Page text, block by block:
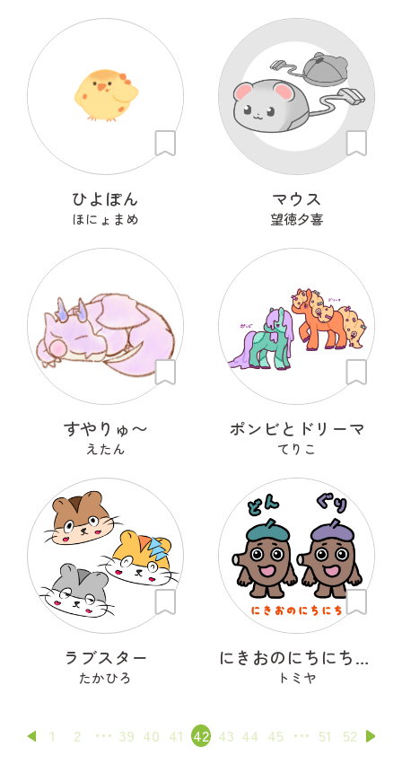
ひよぽん
ほにょまめ
マウス
望徳夕喜
すやりゅ〜
えたん
ポンビとドリーマ
てりこ
ラブスター
たかひろ
にきおのにちにち・どん＆ぐり
トミヤ
1 2 39 40 41 42 43 44 45 51 52